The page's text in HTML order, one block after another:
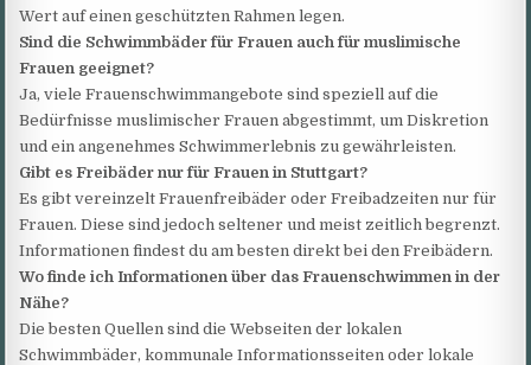
Wert auf einen geschützten Rahmen legen.
Sind die Schwimmbäder für Frauen auch für muslimische
Frauen geeignet?
Ja, viele Frauenschwimmangebote sind speziell auf die
Bedürfnisse muslimischer Frauen abgestimmt, um Diskretion
und ein angenehmes Schwimmerlebnis zu gewährleisten.
Gibt es Freibäder nur für Frauen in Stuttgart?
Es gibt vereinzelt Frauenfreibäder oder Freibadzeiten nur für
Frauen. Diese sind jedoch seltener und meist zeitlich begrenzt.
Informationen findest du am besten direkt bei den Freibädern.
Wo finde ich Informationen über das Frauenschwimmen in der
Nähe?
Die besten Quellen sind die Webseiten der lokalen
Schwimmbäder, kommunale Informationsseiten oder lokale